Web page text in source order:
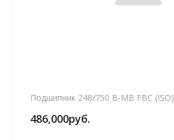
Подшипник 248/750 B-MB FBC (ISO)
486,000руб.